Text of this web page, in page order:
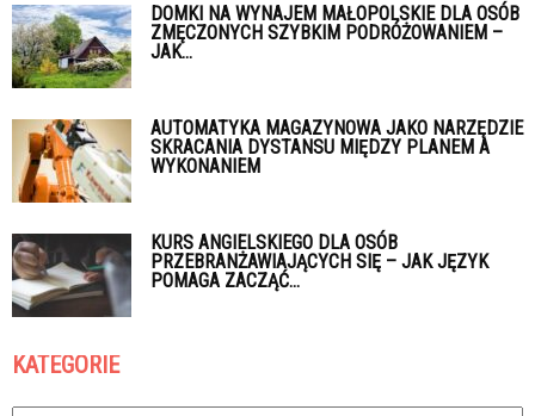
DOMKI NA WYNAJEM MAŁOPOLSKIE DLA OSÓB
ZMĘCZONYCH SZYBKIM PODRÓŻOWANIEM –
JAK...
AUTOMATYKA MAGAZYNOWA JAKO NARZĘDZIE
SKRACANIA DYSTANSU MIĘDZY PLANEM A
WYKONANIEM
KURS ANGIELSKIEGO DLA OSÓB
PRZEBRANŻAWIAJĄCYCH SIĘ – JAK JĘZYK
POMAGA ZACZĄĆ...
KATEGORIE
Kategorie